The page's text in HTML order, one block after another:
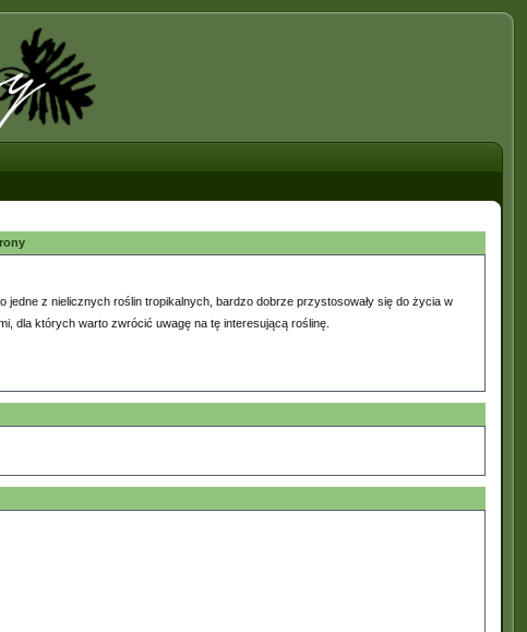
jedne z nielicznych roślin tropikalnych, bardzo dobrze przystosowały się do życia w
dla których warto zwrócić uwagę na tę interesującą roślinę.